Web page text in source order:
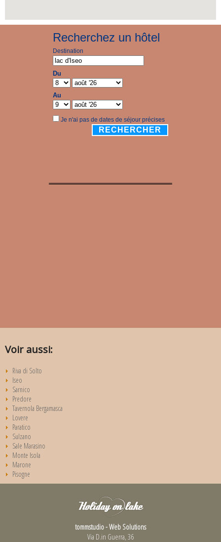
Voir aussi:
Riva di Solto
Iseo
Sarnico
Predore
Tavernola Bergamasca
Lovere
Paratico
Sulzano
Sale Marasino
Monte Isola
Marone
Pisogne
tommstudio - Web Solutions
Via D.in Guerra, 36